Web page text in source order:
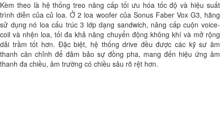
Kèm theo là hệ thống treo nâng cấp tối ưu hóa tốc độ và hiệu suất
trình diễn của củ loa. Ở 2 loa woofer của Sonus Faber Vox G3, hãng
sử dụng nó loa cấu trúc 3 lớp dạng sandwich, nâng cấp cuộn voice-
coil và nhện loa, tối đa khả năng chuyển động không khí và mở rộng
dải trầm tốt hơn. Đặc biệt, hệ thống drive đều được các kỹ sư âm
thanh cân chỉnh để đảm bảo sự đồng pha, mang đến hiệu ứng âm
thanh đa chiều, âm trường có chiều sâu rõ rệt hơn.